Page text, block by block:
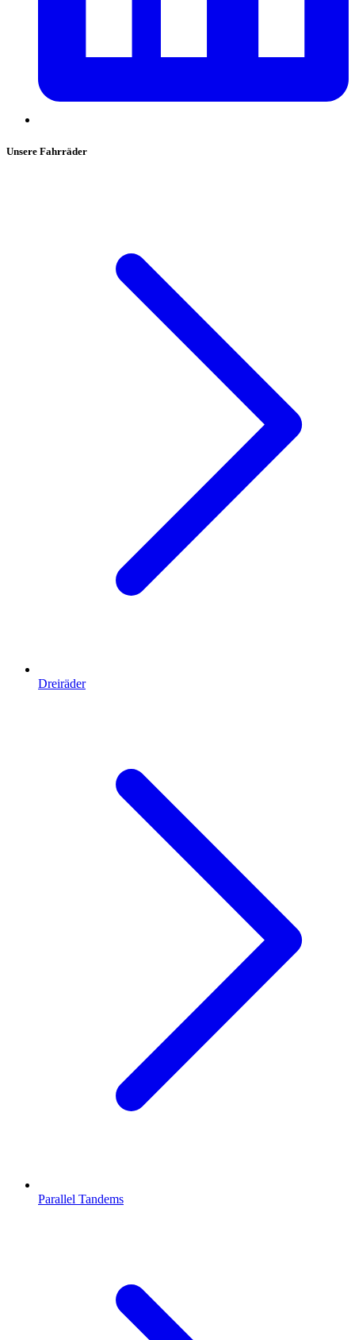
Unsere Fahrräder
Dreiräder
Parallel Tandems